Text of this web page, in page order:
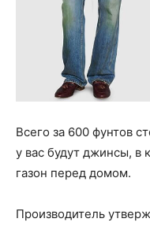
Всего за 600 фунтов
у вас будут джинсы, в
газон перед домом.
Производитель